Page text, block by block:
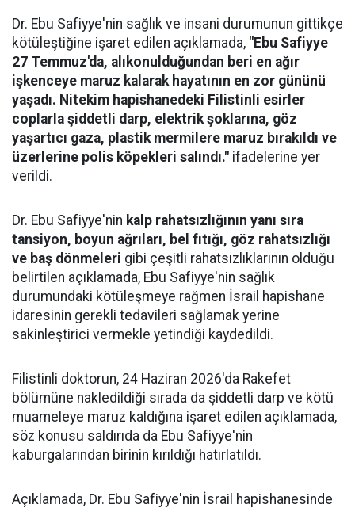
Dr. Ebu Safiyye'nin sağlık ve insani durumunun gittikçe
kötüleştiğine işaret edilen açıklamada, "Ebu Safiyye
27 Temmuz'da, alıkonulduğundan beri en ağır
işkenceye maruz kalarak hayatının en zor gününü
yaşadı. Nitekim hapishanedeki Filistinli esirler
coplarla şiddetli darp, elektrik şoklarına, göz
yaşartıcı gaza, plastik mermilere maruz bırakıldı ve
üzerlerine polis köpekleri salındı." ifadelerine yer
verildi.
Dr. Ebu Safiyye'nin kalp rahatsızlığının yanı sıra
tansiyon, boyun ağrıları, bel fıtığı, göz rahatsızlığı
ve baş dönmeleri gibi çeşitli rahatsızlıklarının olduğu
belirtilen açıklamada, Ebu Safiyye'nin sağlık
durumundaki kötüleşmeye rağmen İsrail hapishane
idaresinin gerekli tedavileri sağlamak yerine
sakinleştirici vermekle yetindiği kaydedildi.
Filistinli doktorun, 24 Haziran 2026'da Rakefet
bölümüne nakledildiği sırada da şiddetli darp ve kötü
muameleye maruz kaldığına işaret edilen açıklamada,
söz konusu saldırıda da Ebu Safiyye'nin
kaburgalarından birinin kırıldığı hatırlatıldı.
Açıklamada, Dr. Ebu Safiyye'nin İsrail hapishanesinde